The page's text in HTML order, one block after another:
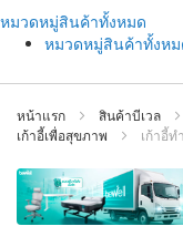
ที่
เนื้อหา
หมวดหมู่สินค้าทั้งหมด
หมวดหมู่สินค้าทั้งห
หน้าแรก สินค้าบีเวล
เก้าอี้เพื่อสุขภาพ
เก้าอี้